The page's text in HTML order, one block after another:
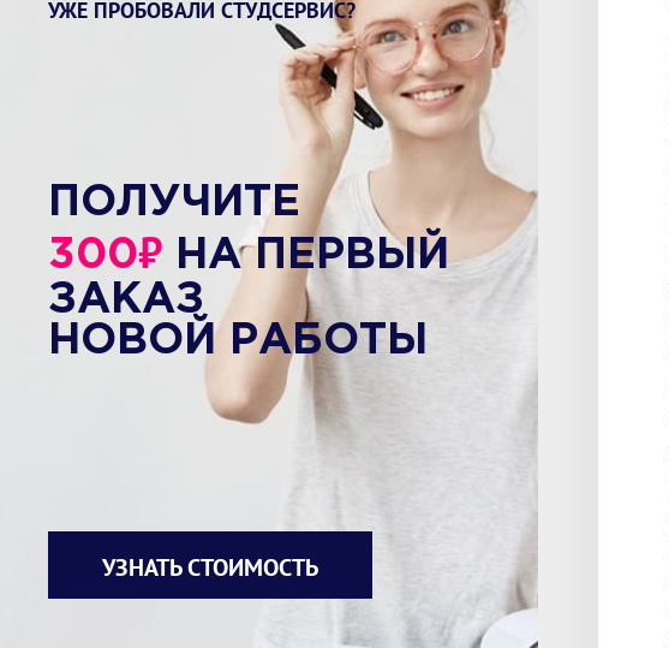
УЖЕ ПРОБОВАЛИ СТУДСЕРВИС?
ПОЛУЧИТЕ
300₽ НА ПЕРВЫЙ
ЗАКАЗ
НОВОЙ РАБОТЫ
УЗНАТЬ СТОИМОСТЬ